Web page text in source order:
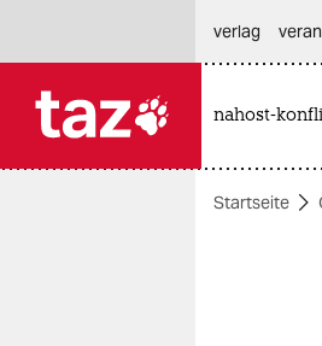
themen
verlag
nahost-
Startseite